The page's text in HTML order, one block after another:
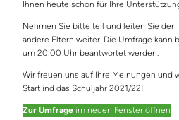
Ihnen heute schon für Ihre
Nehmen Sie bitte teil und leiten Sie den
andere Eltern weiter. Die Umfrage kann
um 20:00 Uhr beantwortet werden.
Wir freuen uns auf Ihre Meinungen und
Start ind das Schuljahr 2021/22!
Zur Umfrage im neuen Fenster öffnen